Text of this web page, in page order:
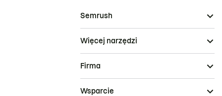
Semrush
Więcej narzędzi
Firma
Wsparcie